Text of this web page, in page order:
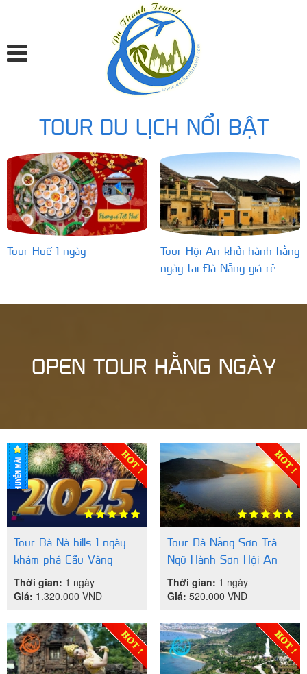
TOUR DU LỊCH NỔI BẬT
Tour Huế 1 ngày
Tour Hội An khởi hành hằng
ngày tại Đà Nẵng giá rẻ
OPEN TOUR HẰNG NGÀY
Tour Bà Nà hills 1 ngày
khám phá Cầu Vàng
Thời gian: 1 ngày
Giá: 1.320.000 VND
Tour Đà Nẵng Sơn Trà
Ngũ Hành Sơn Hội An
Thời gian: 1 ngày
Giá: 520.000 VND